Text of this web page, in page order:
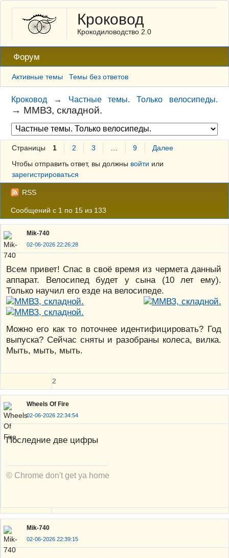
Кроковод
Крокодиловодство 2.0
Форум
Активные темы Темы без ответов
Кроковод → Частные темы. Только велосипеды.
→ ММВЗ, складной.
Страницы 1 2 3 9
Далее
Чтобы отправить ответ, вы должны войти или
зарегистрироваться
RSS
Сообщений с 1 по 15 из 133
Mik-740
02-06-2026 22:26:28
Всем привет! Спас в своё время из чермета данный
аппарат. Велосипед будет у сына (10 лет ему).
Только научил его езде на велосипеде.
Можно его как то поточнее идентифицировать? Год
выпуска? Сейчас сняты и разобраны колеса, вилка.
Мыть, мыть, мыть.
2
Wheels Of Fire
02-06-2026 22:34:54
Последние две цифры
© Chrome don't get ya home
Mik-740
02-06-2026 22:39:15